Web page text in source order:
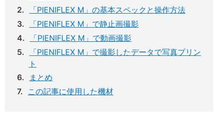
「PIENIFLEX M」の基本スペックと操作方法
「PIENIFLEX M」で静止画撮影
「PIENIFLEX M」で動画撮影
「PIENIFLEX M」で撮影したデータで写真プリン
ト
まとめ
この記事に使用した機材